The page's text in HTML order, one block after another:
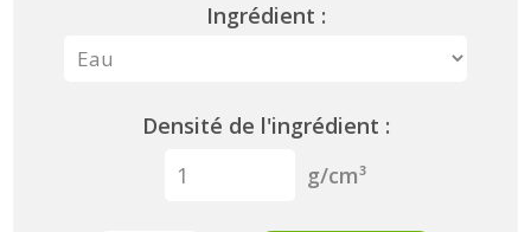
Ingrédient :
Densité de l'ingrédient :
g/cm³